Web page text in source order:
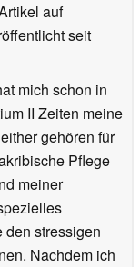
auf
seit
mich schon in
II Zeiten meine
gehören für
Pflege
meiner
den stressigen
Nachdem ich